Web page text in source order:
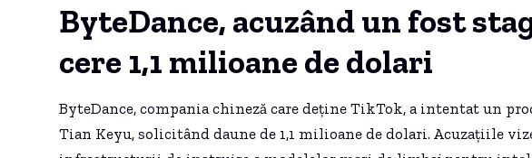
ByteDance, acuzând un fost
cere 1,1 milioane de dolari
ByteDance, compania chineză care deține TikTok, a intentat un
Tian Keyu, solicitând daune de 1,1 milioane de dolari. Acuzațiile